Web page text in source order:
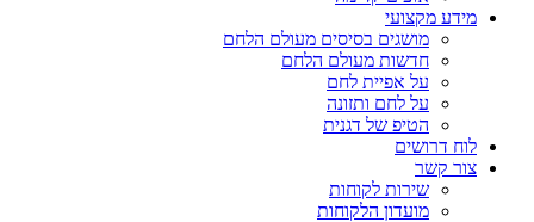
מידע מקצועי
מושגים בסיסים מעולם הלחם
חדשות מעולם הלחם
על אפיית לחם
על לחם ותזונה
הטיפ של דגנית
לוח דרושים
צור קשר
שירות לקוחות
מועדון הלקוחות